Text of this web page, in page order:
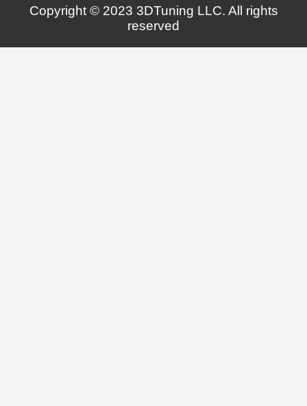
Copyright © 2023 3DTuning LLC. All rights
reserved